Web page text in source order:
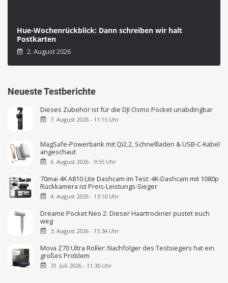
Hue-Wochenrückblick: Dann schreiben wir halt
Postkarten
2. August 2026
Neueste Testberichte
Dieses Zubehör ist für die DJI Osmo Pocket unabdingbar
7. August 2026 - 11:15 Uhr
MagSafe-Powerbank mit Qi2.2, Schnellladen & USB-C-Kabel
angeschaut
6. August 2026 - 9:55 Uhr
70mai 4K A810 Lite Dashcam im Test: 4K-Dashcam mit 1080p
Rückkamera ist Preis-Leistungs-Sieger
4. August 2026 - 13:10 Uhr
Dreame Pocket Neo 2: Dieser Haartrockner pustet euch
weg
3. August 2026 - 15:34 Uhr
Mova Z70 Ultra Roller: Nachfolger des Testsiegers hat ein
großes Problem
31. Juli 2026 - 11:30 Uhr